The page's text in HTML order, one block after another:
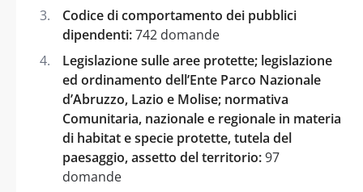
Codice di comportamento dei pubblici
dipendenti:742 domande
Legislazione sulle aree protette; legislazione
ed ordinamento dell’Ente Parco Nazionale
d’Abruzzo, Lazio e Molise; normativa
Comunitaria, nazionale e regionale in materia
di habitat e specie protette, tutela del
paesaggio, assetto del territorio:97
domande